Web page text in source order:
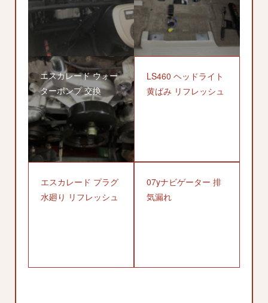
エスカレード ウォー
ターポンプ 交換
LS460 ヘッドライト
黄ばみ リフレッシュ
エスカレード プラグ
水廻り リフレッシュ
07yナビゲーター 排
気漏れ